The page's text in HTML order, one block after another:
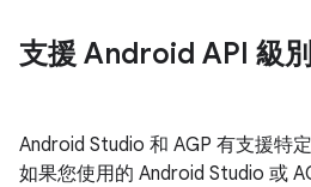
支援 Android API 級
Android Studio 和 AGP 有支援特
如果您使用的 Android Studio 或